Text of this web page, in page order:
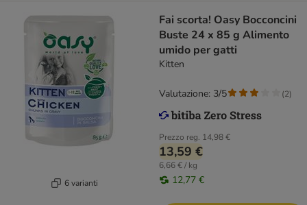
6 varianti
Fai scorta! Oasy Bocconcini
Buste 24 x 85 g Alimento
umido per gatti
Kitten
Prezzo reg. 14,98 €
13,59 €
6,66 € / kg
12,77 €
Valutazione: 3/5 (2)